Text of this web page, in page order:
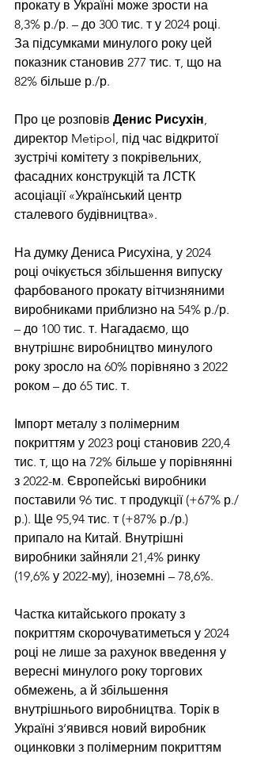
прокату в Україні може зрости на
8,3% р./р. – до 300 тис. т у 2024 році.
За підсумками минулого року цей
показник становив 277 тис. т, що на
82% більше р./р.
Про це розповів Денис Рисухін,
директор Metipol, під час відкритої
зустрічі комітету з покрівельних,
фасадних конструкцій та ЛСТК
асоціації «Український центр
сталевого будівництва».
На думку Дениса Рисухіна, у 2024
році очікується збільшення випуску
фарбованого прокату вітчизняними
виробниками приблизно на 54% р./р.
– до 100 тис. т. Нагадаємо, що
внутрішнє виробництво минулого
року зросло на 60% порівняно з 2022
роком – до 65 тис. т.
Імпорт металу з полімерним
покриттям у 2023 році становив 220,4
тис. т, що на 72% більше у порівнянні
з 2022-м. Європейські виробники
поставили 96 тис. т продукції (+67% р./
р.). Ще 95,94 тис. т (+87% р./р.)
припало на Китай. Внутрішні
виробники зайняли 21,4% ринку
(19,6% у 2022-му), іноземні – 78,6%.
Частка китайського прокату з
покриттям скорочуватиметься у 2024
році не лише за рахунок введення у
вересні минулого року торгових
обмежень, а й збільшення
внутрішнього виробництва. Торік в
Україні з’явився новий виробник
оцинковки з полімерним покриттям